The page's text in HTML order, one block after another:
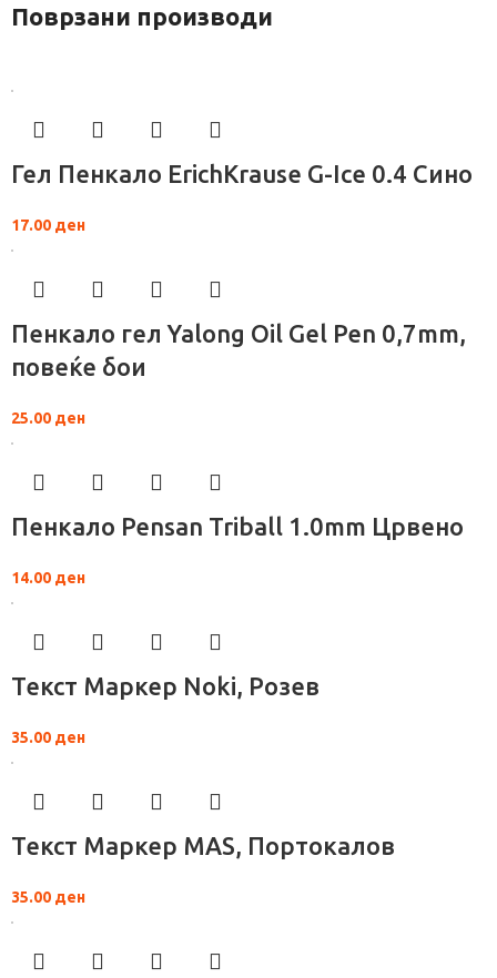
Поврзани производи
Гел Пенкало ErichKrause G-Ice 0.4 Сино
17.00 ден
Пенкало гел Yalong Oil Gel Pen 0,7mm,
повеќе бои
25.00 ден
Пенкало Pensan Triball 1.0mm Црвено
14.00 ден
Текст Маркер Noki, Розев
35.00 ден
Текст Маркер MAS, Портокалов
35.00 ден